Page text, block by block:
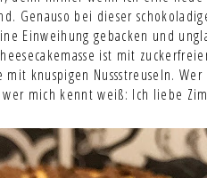
Genauso bei dieser
Einweihung gebacken und
ist mit
knuspigen Nussstreuseln.
mich kennt weiß: Ich liebe